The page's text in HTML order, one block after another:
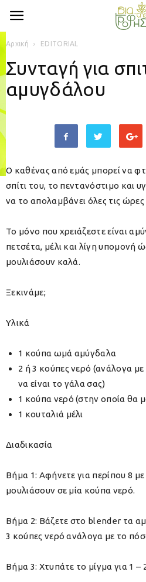
Αρχική EDITORIAL
Συνταγή για
αμυγδάλου
Ο καθένας από εμάς μπορεί να
σπίτι του, το πεντανόστιμο και
να το απολαμβάνει όλες τις
Το μόνο που χρειάζεστε είναι
πετσέτα, μέλι και λίγη υπομονή
μουλιάσουν καλά.
Ξεκινάμε;
Υλικά
1 κούπα ωμά αμύγδαλα
2 ή 3 κούπες νερό (ανάλογα
να είναι το γάλα σας)
1 κούπα νερό (στην οποία θα
1 κουταλιά μέλι
Διαδικασία
Βήμα 1: Αφήνετε για περίπου 8
μουλιάσουν σε μία κούπα νερό.
Βήμα 2: Βάζετε στο blender τα
3 κούπες νερό ανάλογα με το
Βήμα 3: Χτυπάτε το μίγμα για 1 –